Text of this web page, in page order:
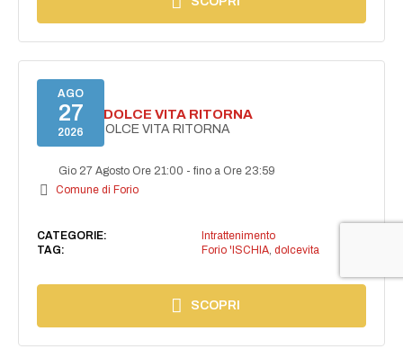
AGO
27
2026
FORIO LA DOLCE VITA RITORNA
FORIO LA DOLCE VITA RITORNA
Gio 27 Agosto Ore 21:00 -fino a Ore 23:59
Comune di Forio
CATEGORIE:
Intrattenimento
TAG:
Forio 'ISCHIA, dolcevita
SCOPRI